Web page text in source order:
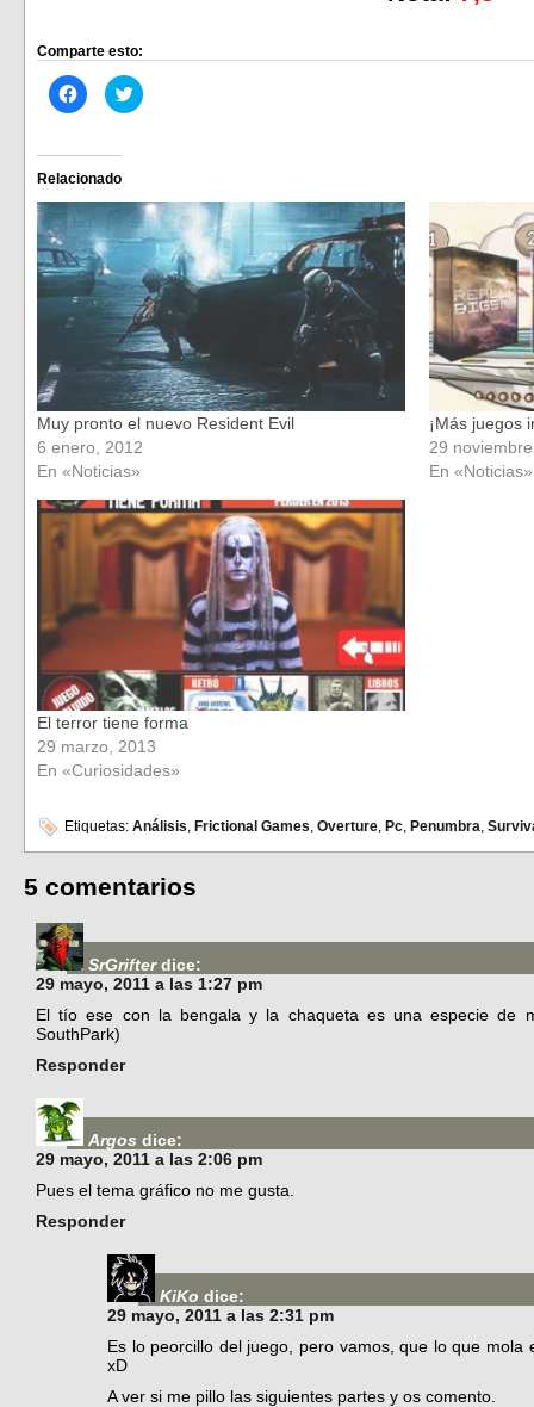
Comparte esto:
Haz
clic
Facebook
(Se
abre
en
una
ventana
nueva)
Haz
clic
en
una
ventana
nueva)
Relacionado
Muy pronto el nuevo Resident Evil
6 enero, 2012
En «Noticias»
¡Más juegos
29
En «Noticias»
El terror tiene forma
29 marzo, 2013
En «Curiosidades»
Etiquetas: Análisis, Frictional Games, Overture, Pc, Penumbra,
5 comentarios
SrGrifter dice:
29 mayo, 2011 a las 1:27 pm
El tío ese con la bengala y la chaqueta es una especie de
SouthPark)
Responder
Argos dice:
29 mayo, 2011 a las 2:06 pm
Pues el tema gráfico no me gusta.
Responder
KiKo dice:
29 mayo, 2011 a las 2:31 pm
Es lo peorcillo del juego, pero vamos, que lo que
xD
A ver si me pillo las siguientes partes y os comento.